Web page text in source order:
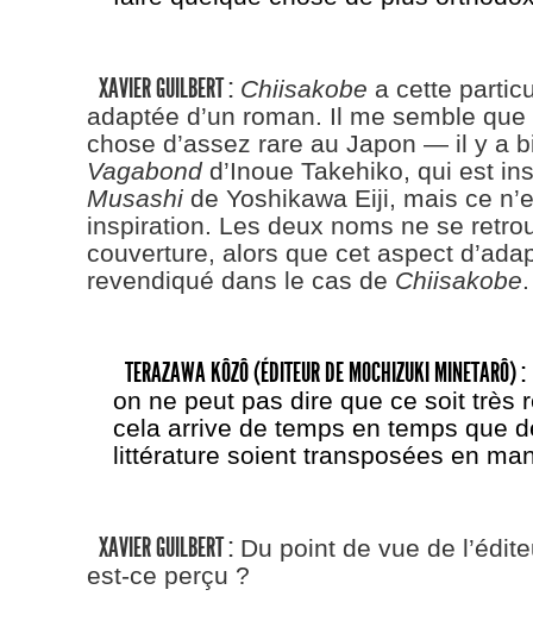
XAVIER GUILBERT : Chiisakobe a cette
adaptée d’un roman. Il me semble que
chose d’assez rare au Japon — il y a
Vagabondd’Inoue Takehiko, qui est
Musashide Yoshikawa Eiji, mais ce
inspiration. Les deux noms ne se
couverture, alors que cet aspect
revendiqué dans le cas de Chiisakobe.
TERAZAWA KÔZÔ (ÉDITEUR DE MOCHIZUKI MINETARÔ) :
on ne peut pas dire que ce soit très
cela arrive de temps en temps que
littérature soient transposées en
XAVIER GUILBERT :Du point de vue de
est-ce perçu ?